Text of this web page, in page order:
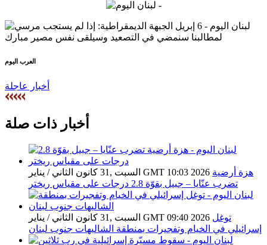
العرب اليوم
أخبار عاجلة
أخبار ذات صلة
السبت ,31 كانون الثاني / يناير GMT 10:03 2026 هزة أرضية
تضرب عنّايا – جبيل بقوّة 2.8 درجات على مقياس ريختر
السبت ,31 كانون الثاني / يناير GMT 09:40 2026 توغل
إسرائيلي في الخيام وتفجيرات بمنطقة الشاليهات جنوب لبنان